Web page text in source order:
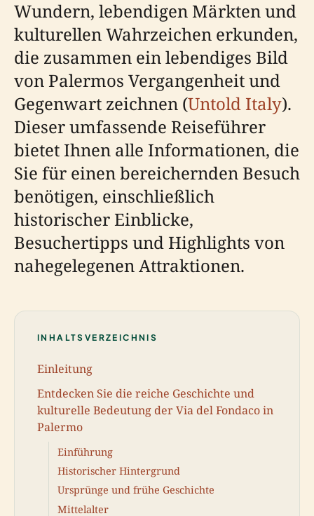
Wundern, lebendigen Märkten und
kulturellen Wahrzeichen erkunden,
die zusammen ein lebendiges Bild
von Palermos Vergangenheit und
Gegenwart zeichnen (Untold Italy).
Dieser umfassende Reiseführer
bietet Ihnen alle Informationen, die
Sie für einen bereichernden Besuch
benötigen, einschließlich
historischer Einblicke,
Besuchertipps und Highlights von
nahegelegenen Attraktionen.
INHALTSVERZEICHNIS
Einleitung
Entdecken Sie die reiche Geschichte und
kulturelle Bedeutung der Via del Fondaco in
Palermo
Einführung
Historischer Hintergrund
Ursprünge und frühe Geschichte
Mittelalter